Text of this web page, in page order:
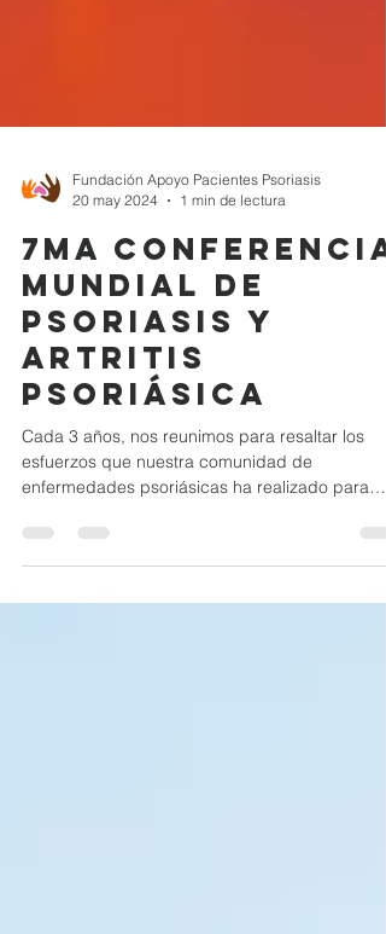
20 may 2024
1 min de lectura
7ma Conferencia
Mundial de
Psoriasis y
artritis
psoriásica
Cada 3 años, nos reunimos para resaltar los
enfermedades psoriásicas ha realizado para